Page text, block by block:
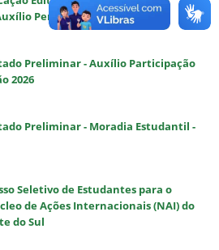
Permanência EJA-EPT
Preliminar - Auxílio Participação
2026
Preliminar - Moradia Estudantil -
Seletivo de Estudantes para o
de Ações Internacionais (NAI) do
do Sul